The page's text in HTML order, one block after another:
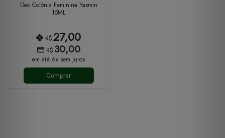
Deo Colônia Feminina Yasmin
15ML
R$27,00
R$ 30,00
em até 6x sem juros
Comprar